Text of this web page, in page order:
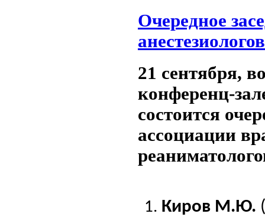
Очередное
21 сентября,
конференц-
состоится
ассоциации
Киров М.Ю.